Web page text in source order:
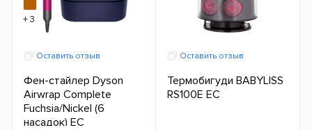
Оставить отзыв
Фен-стайлер Dyson
Airwrap Complete
Fuchsia/Nickel (6
насадок) ЕС
+ 3
Оставить отзыв
Термобигуди BABYLISS
RS100E ЕС